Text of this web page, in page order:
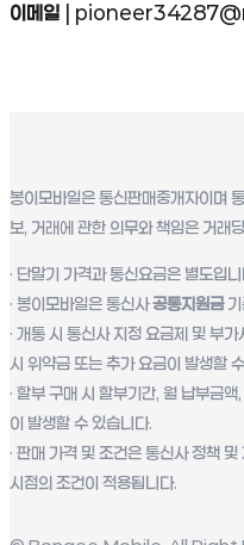
이메일 |
봉이모바일은 통신판매중개자이며
보, 거래에 관한 의무와 책임은 거래
· 단말기 가격과 통신요금은 별도입니
· 봉이모바일은 통신사공통지원금기
· 개통 시 통신사 지정 요금제 및 부
시 위약금 또는 추가 요금이 발생할
· 할부 구매 시 할부기간, 월 납부금
이 발생할 수 있습니다.
· 판매 가격 및 조건은 통신사 정책
시점의 조건이 적용됩니다.